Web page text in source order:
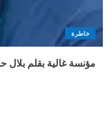
خاطرة
مؤنسة غالية بقلم بلال